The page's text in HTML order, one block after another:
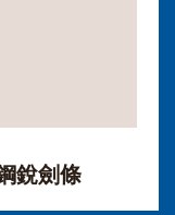
銳劍條